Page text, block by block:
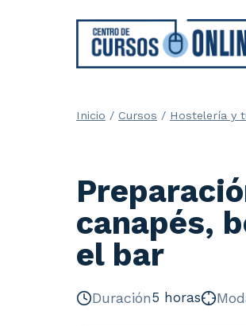
Inicio / Cursos / Hostelería y
canapés,
el bar
Duración5 horas